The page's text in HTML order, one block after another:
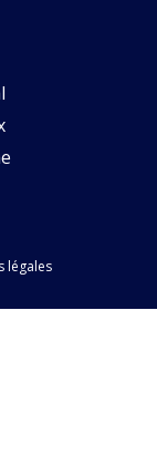
légales